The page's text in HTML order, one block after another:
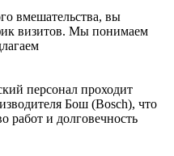
вмешательства, вы
визитов. Мы понимаем
персонал проходит
Бош (Bosch), что
работ и долговечность